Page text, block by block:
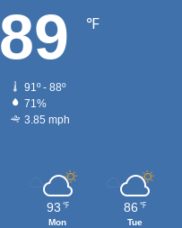
89 ℉
91º - 88º
71%
3.85 mph
93 ℉
Mon
86 ℉
Tue